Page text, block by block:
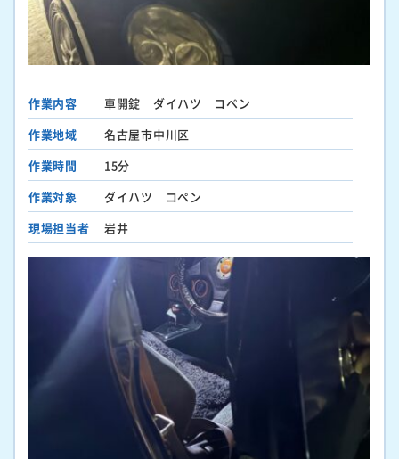
作業内容
車開錠 ダイハツ コペン
作業地域
名古屋市中川区
作業時間
15分
作業対象
ダイハツ コペン
現場担当者
岩井